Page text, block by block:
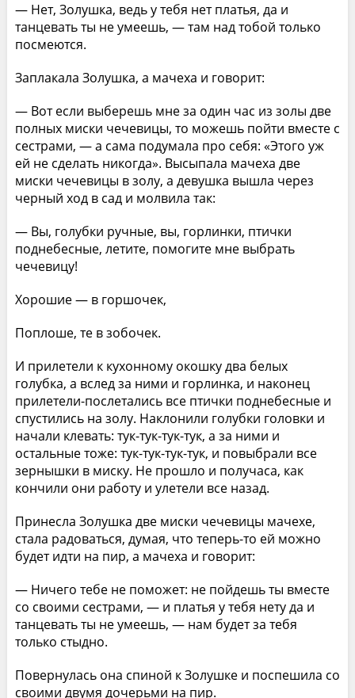
— Нет, Золушка, ведь у тебя нет платья, да и
танцевать ты не умеешь, — там над тобой только
посмеются.
Заплакала Золушка, а мачеха и говорит:
— Вот если выберешь мне за один час из золы две
полных миски чечевицы, то можешь пойти вместе с
сестрами, — а сама подумала про себя: «Этого уж
ей не сделать никогда». Высыпала мачеха две
миски чечевицы в золу, а девушка вышла через
черный ход в сад и молвила так:
— Вы, голубки ручные, вы, горлинки, птички
поднебесные, летите, помогите мне выбрать
чечевицу!
Хорошие — в горшочек,
Поплоше, те в зобочек.
И прилетели к кухонному окошку два белых
голубка, а вслед за ними и горлинка, и наконец
прилетели-послетались все птички поднебесные и
спустились на золу. Наклонили голубки головки и
начали клевать: тук-тук-тук-тук, а за ними и
остальные тоже: тук-тук-тук-тук, и повыбрали все
зернышки в миску. Не прошло и получаса, как
кончили они работу и улетели все назад.
Принесла Золушка две миски чечевицы мачехе,
стала радоваться, думая, что теперь-то ей можно
будет идти на пир, а мачеха и говорит:
— Ничего тебе не поможет: не пойдешь ты вместе
со своими сестрами, — и платья у тебя нету да и
танцевать ты не умеешь, — нам будет за тебя
только стыдно.
Повернулась она спиной к Золушке и поспешила со
своими двумя дочерьми на пир.